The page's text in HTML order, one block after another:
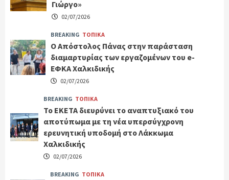
Γιώργο»
02/07/2026
BREAKING ΤΟΠΙΚΑ
Ο Απόστολος Πάνας στην παράσταση
διαμαρτυρίας των εργαζομένων του e-
ΕΦΚΑ Χαλκιδικής
02/07/2026
BREAKING ΤΟΠΙΚΑ
Το ΕΚΕΤΑ διευρύνει το αναπτυξιακό του
αποτύπωμα με τη νέα υπερσύγχρονη
ερευνητική υποδομή στο Λάκκωμα
Χαλκιδικής
02/07/2026
BREAKING ΤΟΠΙΚΑ